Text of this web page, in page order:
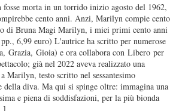
morta in un torrido inizio agosto del 1962,
cento anni. Anzi, Marilyn compie cento
di Bruna Magi Marilyn, i miei primi cento anni
6,99 euro) L'autrice ha scritto per numerose
Grazia, Gioia) e ora collabora con Libero per
già nel 2022 aveva realizzato una
Marilyn, testo scritto nel sessantesimo
della diva. Ma qui si spinge oltre: immagina una
e piena di soddisfazioni, per la più bionda